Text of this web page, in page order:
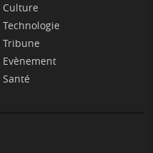
Culture
Technologie
Tribune
Evènement
Santé